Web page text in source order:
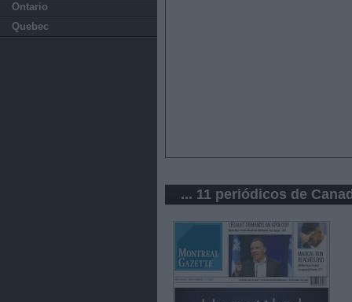
Ontario
Quebec
... 11 periódicos de